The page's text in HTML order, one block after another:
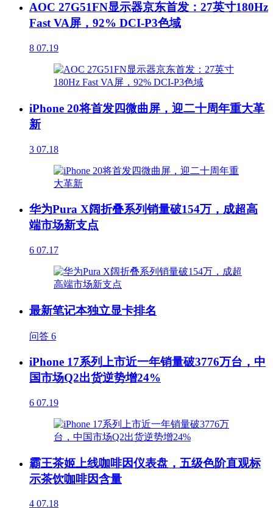
AOC 27G51FN显示器京东首发：27英寸180Hz
Fast VA屏，92% DCI-P3色域
8 07.19
iPhone 20将首发四微曲屏，迎二十周年重大革
新
3 07.18
华为Pura X阔折叠系列销量破154万，成超高
端市场新支点
6 07.17
最新笔记本独立显卡排名
问答 6
iPhone 17系列上市近一年销量破3776万台，中
国市场Q2出货逆势增24%
6 07.19
霸王茶姬上线咖啡因仪表盘，五级色阶直观标
示茶饮咖啡因含量
4 07.18